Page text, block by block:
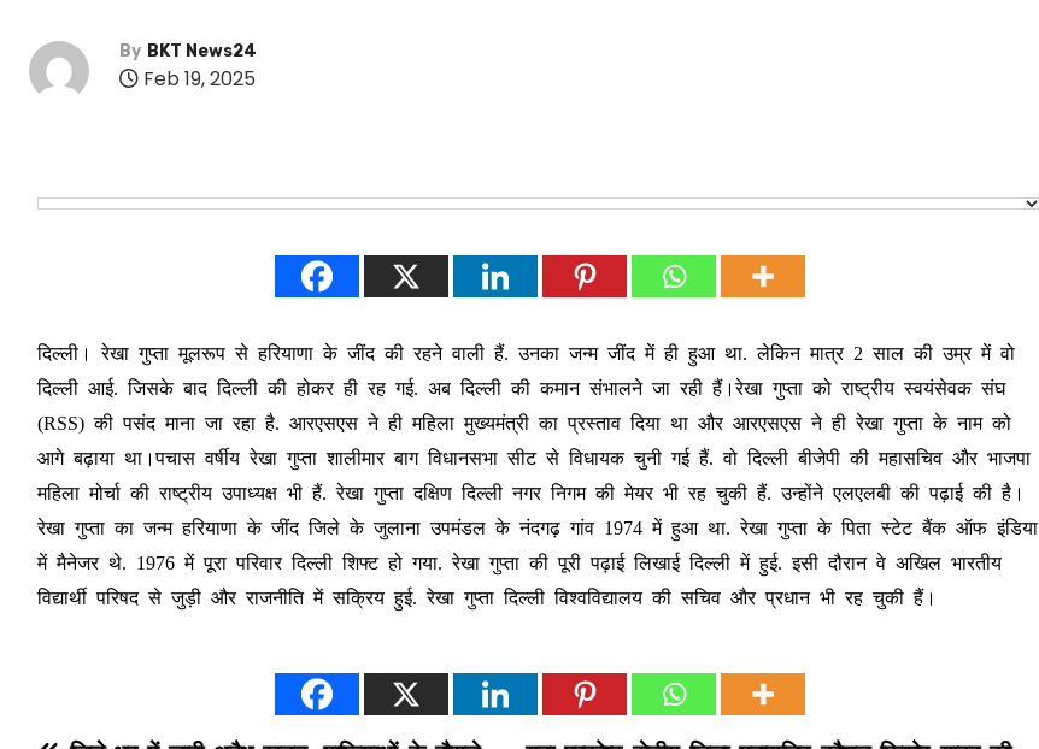
By BKT News24
Feb 19, 2025
दिल्ली। रेखा गुप्ता मूलरूप से हरियाणा के जींद की रहने वाली हैं. उनका जन्म जींद में ही हुआ था. लेकिन मात्र 2 साल की उम्र में वो
दिल्ली आई. जिसके बाद दिल्ली की होकर ही रह गई. अब दिल्ली की कमान संभालने जा रही हैं।रेखा गुप्ता को राष्ट्रीय स्वयंसेवक संघ
(RSS) की पसंद माना जा रहा है. आरएसएस ने ही महिला मुख्यमंत्री का प्रस्ताव दिया था और आरएसएस ने ही रेखा गुप्ता के नाम को
आगे बढ़ाया था।पचास वर्षीय रेखा गुप्ता शालीमार बाग विधानसभा सीट से विधायक चुनी गई हैं. वो दिल्ली बीजेपी की महासचिव और भाजपा
महिला मोर्चा की राष्ट्रीय उपाध्यक्ष भी हैं. रेखा गुप्ता दक्षिण दिल्ली नगर निगम की मेयर भी रह चुकी हैं. उन्होंने एलएलबी की पढ़ाई की है।
रेखा गुप्ता का जन्म हरियाणा के जींद जिले के जुलाना उपमंडल के नंदगढ़ गांव 1974 में हुआ था. रेखा गुप्ता के पिता स्टेट बैंक ऑफ इंडिया
में मैनेजर थे. 1976 में पूरा परिवार दिल्ली शिफ्ट हो गया. रेखा गुप्ता की पूरी पढ़ाई लिखाई दिल्ली में हुई. इसी दौरान वे अखिल भारतीय
विद्यार्थी परिषद से जुड़ी और राजनीति में सक्रिय हुई. रेखा गुप्ता दिल्ली विश्वविद्यालय की सचिव और प्रधान भी रह चुकी हैं।